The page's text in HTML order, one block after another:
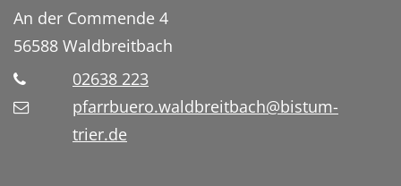
An der Commende 4
56588 Waldbreitbach
02638 223
pfarrbuero.waldbreitbach@bistum-
trier.de